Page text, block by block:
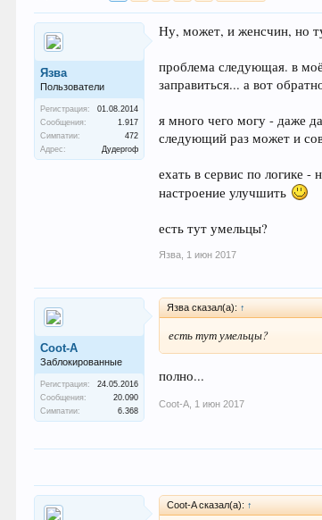
Язва
Пользователи
Регистрация:
01.08.2014
Сообщения:
1.917
Симпатии:
472
Адрес:
Дудергоф
Ну, может, и женсчин, но
проблема следующая. в
заправиться... а вот
я много чего могу - даже
следующий раз может и
ехать в сервис по логике
настроение улучшить
есть тут умельцы?
Язва 1 июн 2017
Coot-A
Заблокированные
Регистрация:
24.05.2016
Сообщения:
20.090
Симпатии:
6.368
Язва сказал(а): ↑
есть тут умельцы?
полно...
Coot-A 1 июн 2017
Coot-A сказал(а): ↑